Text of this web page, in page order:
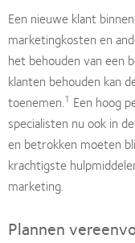
Een nieuwe klant
marketingkosten en
het behouden van een
klanten behouden kan
toenemen.1 Een hoog
specialisten nu ook in
en betrokken moeten
krachtigste
marketing.
Plannen